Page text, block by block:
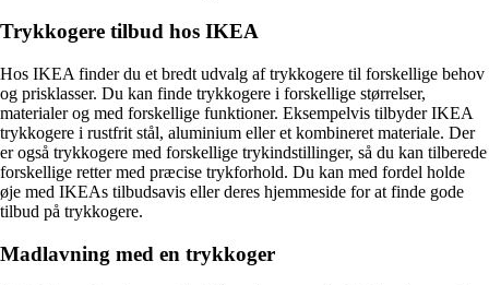
Trykkogere tilbud hos IKEA
Hos IKEA finder du et bredt udvalg af trykkogere til forskellige behov
og prisklasser. Du kan finde trykkogere i forskellige størrelser,
materialer og med forskellige funktioner. Eksempelvis tilbyder IKEA
trykkogere i rustfrit stål, aluminium eller et kombineret materiale. Der
er også trykkogere med forskellige trykindstillinger, så du kan tilberede
forskellige retter med præcise trykforhold. Du kan med fordel holde
øje med IKEAs tilbudsavis eller deres hjemmeside for at finde gode
tilbud på trykkogere.
Madlavning med en trykkoger